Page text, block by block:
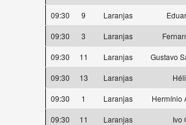
09:30
9 Laranjas
09:30
3 Laranjas
09:30
11 Laranjas
Gustavo
09:30
13 Laranjas
09:30
1 Laranjas
Hermínio
09:30
11 Laranjas
Ivo